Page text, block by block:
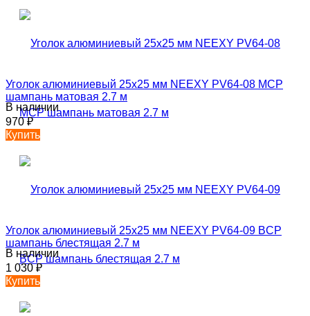
Уголок алюминиевый 25х25 мм NEEXY PV64-08 MCP
шампань матовая 2.7 м
В наличии
970₽
Купить
Уголок алюминиевый 25х25 мм NEEXY PV64-09 BCP
шампань блестящая 2.7 м
В наличии
1 030₽
Купить